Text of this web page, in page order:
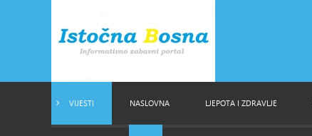
VIJESTI NASLOVNA LJEPOTA I ZDRAVLJE